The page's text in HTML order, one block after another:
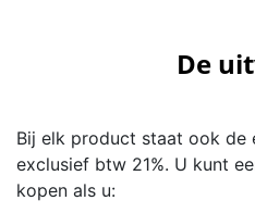
De
Bij elk product staat ook de
exclusief btw 21%. U kunt
kopen als u: